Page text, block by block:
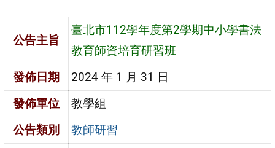
區
公告主旨
臺北市112學年度第2學期中小學書法
教育師資培育研習班
發佈日期
2024 年 1 月 31 日
發佈單位
教學組
公告類別
教師研習